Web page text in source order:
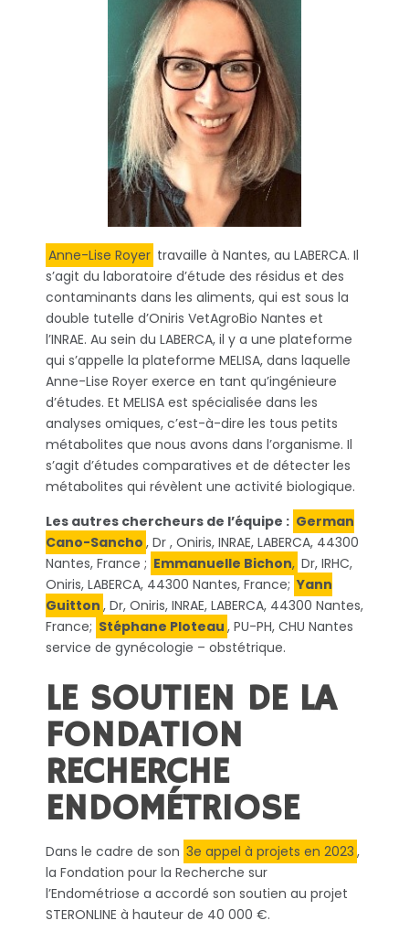
Anne-Lise Royer travaille à Nantes, au LABERCA. Il
s’agit du laboratoire d’étude des résidus et des
contaminants dans les aliments, qui est sous la
double tutelle d’Oniris VetAgroBio Nantes et
l’INRAE. Au sein du LABERCA, il y a une plateforme
qui s’appelle la plateforme MELISA, dans laquelle
Anne-Lise Royer exerce en tant qu’ingénieure
d’études. Et MELISA est spécialisée dans les
analyses omiques, c’est-à-dire les tous petits
métabolites que nous avons dans l’organisme. Il
s’agit d’études comparatives et de détecter les
métabolites qui révèlent une activité biologique.
Les autres chercheurs de l’équipe : German
Cano-Sancho , Dr , Oniris, INRAE, LABERCA, 44300
Nantes, France ; Emmanuelle Bichon, Dr, IRHC,
Oniris, LABERCA, 44300 Nantes, France; Yann
Guitton , Dr, Oniris, INRAE, LABERCA, 44300 Nantes,
France; Stéphane Ploteau , PU-PH, CHU Nantes
service de gynécologie – obstétrique.
LE SOUTIEN DE LA
FONDATION
RECHERCHE
ENDOMÉTRIOSE
Dans le cadre de son 3e appel à projets en 2023 ,
la Fondation pour la Recherche sur
l’Endométriose a accordé son soutien au projet
STERONLINE à hauteur de 40 000 €.